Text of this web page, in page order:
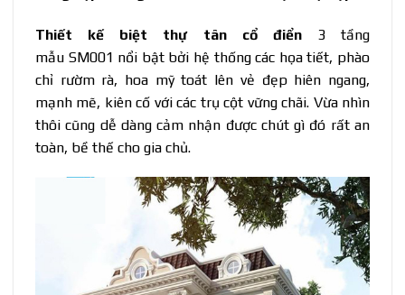
Thiết kế biệt thự tân cổ điển3 tầng
mẫu SM001 nổi bật bởi hệ thống các họa tiết, phào
chỉ rườm rà, hoa mỹ toát lên vẻ đẹp hiên ngang,
mạnh mẽ, kiên cố với các trụ cột vững chãi. Vừa nhìn
thôi cũng dễ dàng cảm nhận được chút gì đó rất an
toàn, bề thế cho gia chủ.